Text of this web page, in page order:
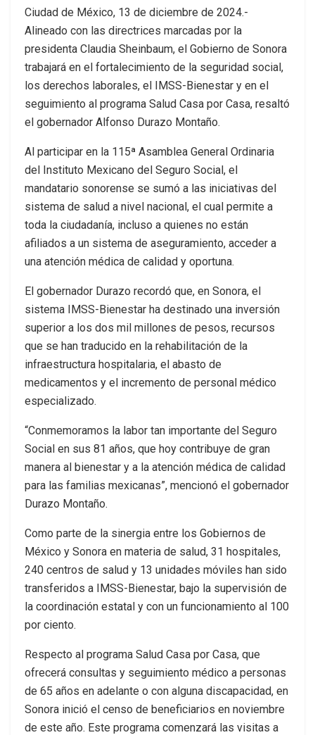
Ciudad de México, 13 de diciembre de 2024.-
Alineado con las directrices marcadas por la
presidenta Claudia Sheinbaum, el Gobierno de Sonora
trabajará en el fortalecimiento de la seguridad social,
los derechos laborales, el IMSS-Bienestar y en el
seguimiento al programa Salud Casa por Casa, resaltó
el gobernador Alfonso Durazo Montaño.
Al participar en la 115ª Asamblea General Ordinaria
del Instituto Mexicano del Seguro Social, el
mandatario sonorense se sumó a las iniciativas del
sistema de salud a nivel nacional, el cual permite a
toda la ciudadanía, incluso a quienes no están
afiliados a un sistema de aseguramiento, acceder a
una atención médica de calidad y oportuna.
El gobernador Durazo recordó que, en Sonora, el
sistema IMSS-Bienestar ha destinado una inversión
superior a los dos mil millones de pesos, recursos
que se han traducido en la rehabilitación de la
infraestructura hospitalaria, el abasto de
medicamentos y el incremento de personal médico
especializado.
“Conmemoramos la labor tan importante del Seguro
Social en sus 81 años, que hoy contribuye de gran
manera al bienestar y a la atención médica de calidad
para las familias mexicanas”, mencionó el gobernador
Durazo Montaño.
Como parte de la sinergia entre los Gobiernos de
México y Sonora en materia de salud, 31 hospitales,
240 centros de salud y 13 unidades móviles han sido
transferidos a IMSS-Bienestar, bajo la supervisión de
la coordinación estatal y con un funcionamiento al 100
por ciento.
Respecto al programa Salud Casa por Casa, que
ofrecerá consultas y seguimiento médico a personas
de 65 años en adelante o con alguna discapacidad, en
Sonora inició el censo de beneficiarios en noviembre
de este año. Este programa comenzará las visitas a